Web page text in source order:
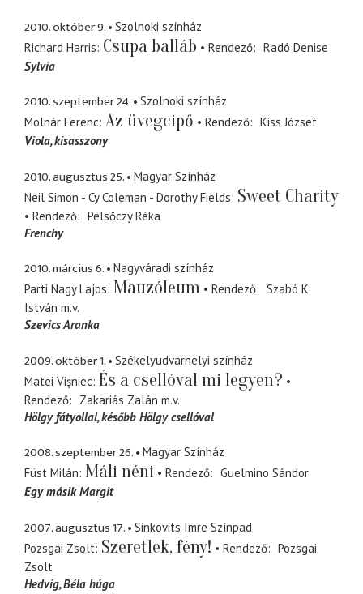
2010. október 9.
Szolnoki színház
Richard Harris Csupa balláb Rendező
Radó Denise
Sylvia
2010. szeptember 24.
Szolnoki színház
Molnár Ferenc Az üvegcipő Rendező
Kiss József
Viola kisasszony
2010. augusztus 25.
Magyar Színház
Neil Simon - Cy Coleman - Dorothy Fields Sweet Charity
Rendező
Pelsőczy Réka
Frenchy
2010. március 6.
Nagyváradi színház
Parti Nagy Lajos Mauzóleum Rendező
Szabó K.
István m.v.
Szevics Aranka
2009. október 1.
Székelyudvarhelyi színház
Matei Vişniec És a csellóval mi legyen?
Rendező Zakariás Zalán m.v.
Hölgy fátyollal később Hölgy csellóval
2008. szeptember 26.
Magyar Színház
Füst Milán Máli néni Rendező
Guelmino Sándor
Egy másik Margit
2007. augusztus 17.
Sinkovits Imre Színpad
Pozsgai Zsolt Szeretlek, fény! Rendező
Pozsgai
Zsolt
Hedvig Béla húga